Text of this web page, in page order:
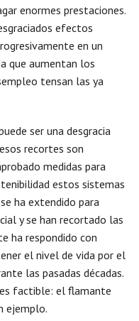
enormes prestaciones.
efectos
en un
que aumentan los
tensan las ya
ser una desgracia
recortes son
medidas para
estos sistemas
ha extendido para
y se han recortado las
ha respondido con
el nivel de vida por el
las pasadas décadas.
factible: el flamante
ejemplo.